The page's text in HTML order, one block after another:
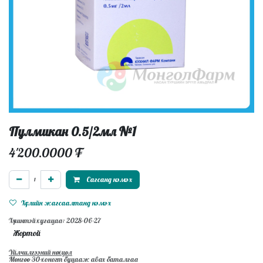
Пулмикан 0.5/2мл №1
4'200.0000₮
Сагсанд нэмэх
Хүслийн жагсаалтанд нэмэх
Хүчинтэй хугацаа: 2028-06-27
Жортой
Үйлчилгээний нөхцөл
Мөнгөө 30-хоногт буцааж авах баталгаа